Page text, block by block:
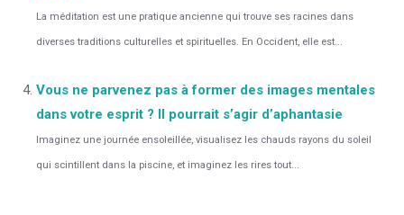
La méditation est une pratique ancienne qui trouve ses racines dans
diverses traditions culturelles et spirituelles. En Occident, elle est...
Vous ne parvenez pas à former des images mentales
dans votre esprit ? Il pourrait s’agir d’aphantasie
Imaginez une journée ensoleillée, visualisez les chauds rayons du soleil
qui scintillent dans la piscine, et imaginez les rires tout...